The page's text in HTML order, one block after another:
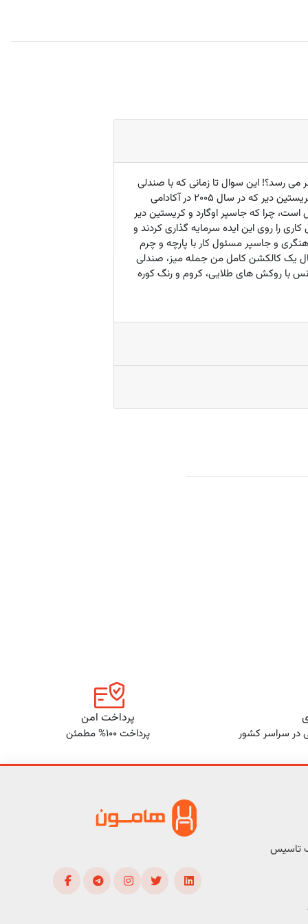
می رسد؟! این سوال تا زمانی که با صندلی
های فلورانس آشنا نشده باشید عجیب بنظر می رسد اما بعد از یک بار امتحان متوجه منظورم خواهید شد... جاسپر اوگارد و کریستین دیر که در سال 2005 در آکادامی
چرا که جاسپر اوگارد و کریستین دیر
را روی این ایده سرمایه گذاری کردند و
مسئول کارهای آهنگری و جاسپر مسئول کار با پارچه و چرم
سیم در ابتدا تبدیل به یک صندلی ناهارخوری شیک و جذاب با روکش چرمی شدند و حالا پس از گذشت 18 سال یک کالکشن کامل من جمله میز، صندلی
با روکش های طلایی، کروم و رنگ کوره
در سراسر کشور
پرداخت امن
پرداخت 100% مطمئن
تاسیس